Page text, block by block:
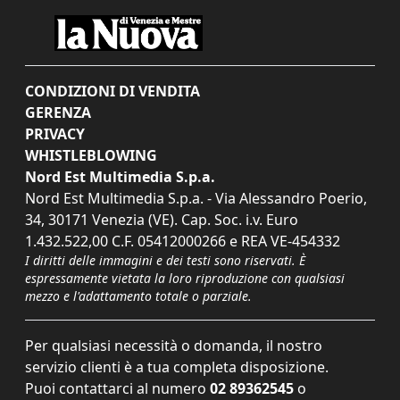
CONDIZIONI DI VENDITA
GERENZA
PRIVACY
WHISTLEBLOWING
Nord Est Multimedia S.p.a.
Nord Est Multimedia S.p.a. - Via Alessandro Poerio,
34, 30171 Venezia (VE). Cap. Soc. i.v. Euro
1.432.522,00 C.F. 05412000266 e REA VE-454332
I diritti delle immagini e dei testi sono riservati. È
espressamente vietata la loro riproduzione con qualsiasi
mezzo e l'adattamento totale o parziale.
Per qualsiasi necessità o domanda, il nostro
servizio clienti è a tua completa disposizione.
Puoi contattarci al numero 02 89362545 o